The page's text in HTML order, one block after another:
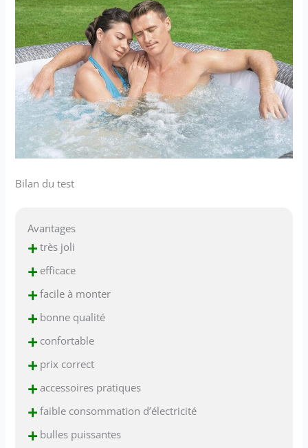
Bilan du test
Avantages
+ très joli
+ efficace
+ facile à monter
+ bonne qualité
+ confortable
+ prix correct
+ accessoires pratiques
+ faible consommation d’électricité
+ bulles puissantes